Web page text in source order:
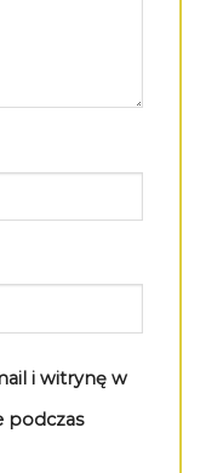
i witrynę w
podczas